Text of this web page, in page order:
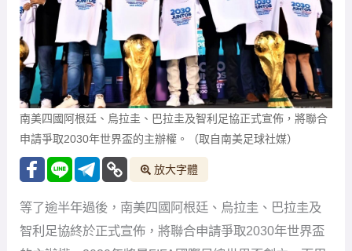
南美四國阿根廷、烏拉圭、巴拉圭及智利足協正式宣佈，將聯合
申請爭取2030年世界盃的主辦權。（取自南美足球社媒）
放大字體
等了逾半年過後，南美四國阿根廷、烏拉圭、巴拉圭及
智利足協終於正式宣佈，將聯合申請爭取2030年世界盃